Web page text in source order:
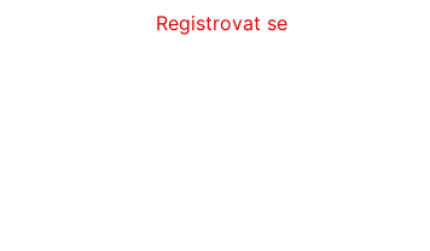
Registrovat se